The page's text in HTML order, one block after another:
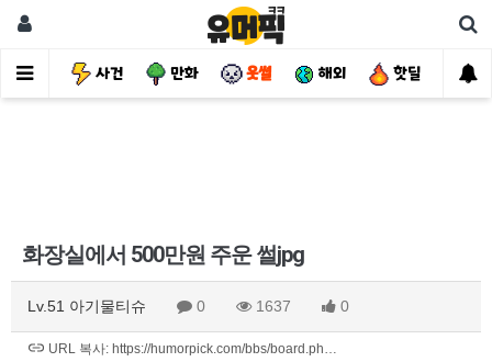
유머 사건 만화 웃썰 해외 핫딜 자
화장실에서 500만원 주운 썰jpg
Lv.51 아기물티슈 0 1637 0
URL 복사: https://humorpick.com/bbs/board.ph…